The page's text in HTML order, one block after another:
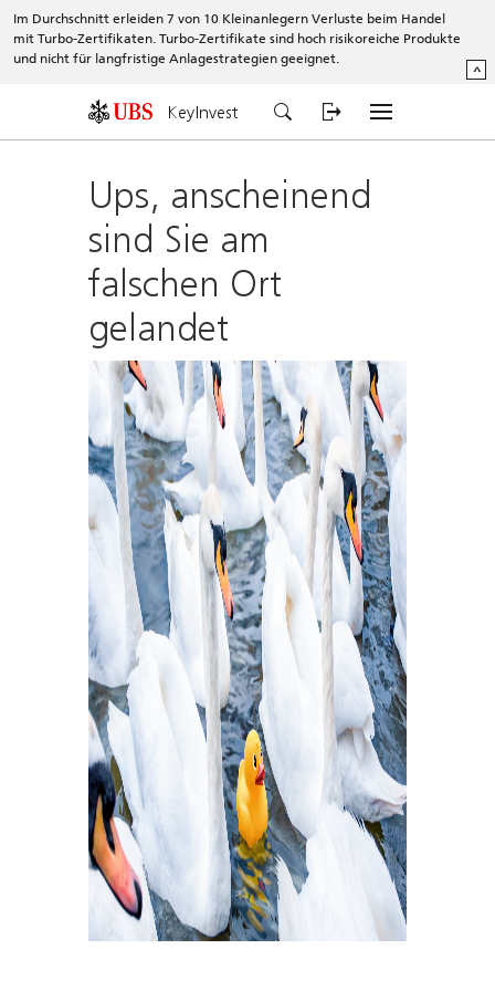
Im Durchschnitt erleiden 7 von 10 Kleinanlegern Verluste beim Handel
mit Turbo-Zertifikaten. Turbo-Zertifikate sind hoch risikoreiche Produkte
und nicht für langfristige Anlagestrategien geeignet.
^
KeyInvest
Ups, anscheinend
sind Sie am
falschen Ort
gelandet